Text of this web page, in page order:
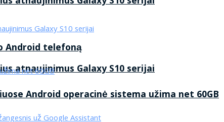
atnaujinimus Galaxy S10 serijai
Android telefoną
Android operacinė sistema užima net 60GB